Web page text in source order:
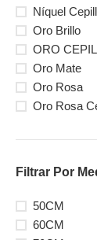
Níquel
Oro Brillo
ORO
Oro Mate
Oro Rosa
Oro Rosa
Filtrar Por
50CM
60CM